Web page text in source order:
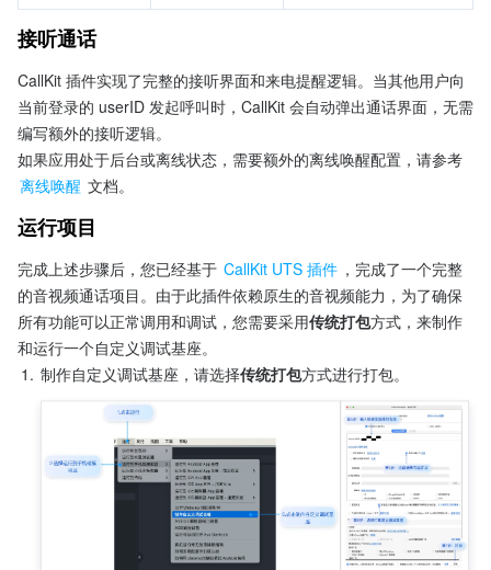
接听通话
CallKit 插件实现了完整的接听界面和来电提醒逻辑。当其他用户向
当前登录的 userID 发起呼叫时，CallKit 会自动弹出通话界面，无需
编写额外的接听逻辑。
如果应用处于后台或离线状态，需要额外的离线唤醒配置，请参考
离线唤醒 文档。
运行项目
完成上述步骤后，您已经基于 CallKit UTS 插件 ，完成了一个完整
的音视频通话项目。由于此插件依赖原生的音视频能力，为了确保
所有功能可以正常调用和调试，您需要采用传统打包方式，来制作
和运行一个自定义调试基座。
1. 制作自定义调试基座，请选择传统打包方式进行打包。